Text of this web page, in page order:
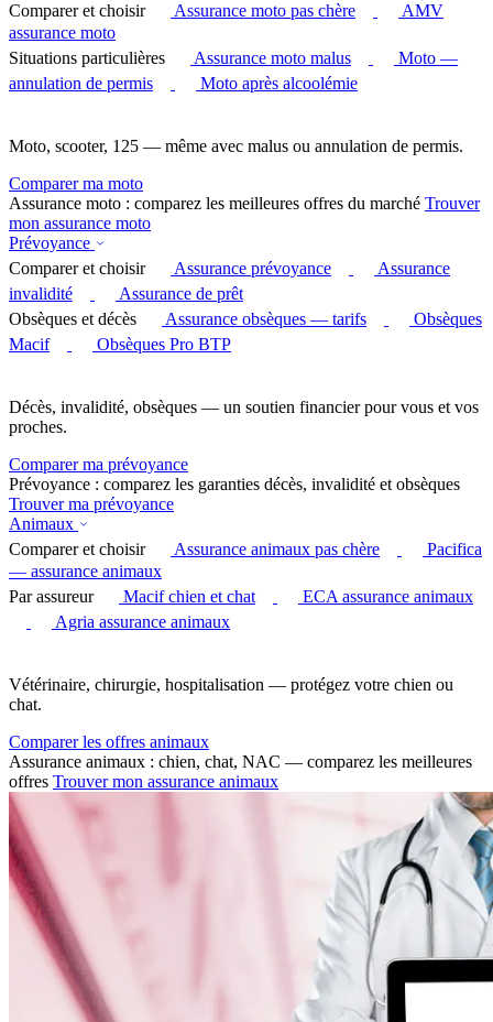
Comparer et choisir
Assurance moto pas chère
AMV
assurance moto
Situations particulières
Assurance moto malus
Moto —
annulation de permis
Moto après alcoolémie
Moto, scooter, 125 — même avec malus ou annulation de permis.
Comparer ma moto
Assurance moto : comparez les meilleures offres du marché Trouver
mon assurance moto
Prévoyance
Comparer et choisir
Assurance prévoyance
Assurance
invalidité
Assurance de prêt
Obsèques et décès
Assurance obsèques — tarifs
Obsèques
Macif
Obsèques Pro BTP
Décès, invalidité, obsèques — un soutien financier pour vous et vos
proches.
Comparer ma prévoyance
Prévoyance : comparez les garanties décès, invalidité et obsèques
Trouver ma prévoyance
Animaux
Comparer et choisir
Assurance animaux pas chère
Pacifica
— assurance animaux
Par assureur
Macif chien et chat
ECA assurance animaux
Agria assurance animaux
Vétérinaire, chirurgie, hospitalisation — protégez votre chien ou
chat.
Comparer les offres animaux
Assurance animaux : chien, chat, NAC — comparez les meilleures
offres Trouver mon assurance animaux